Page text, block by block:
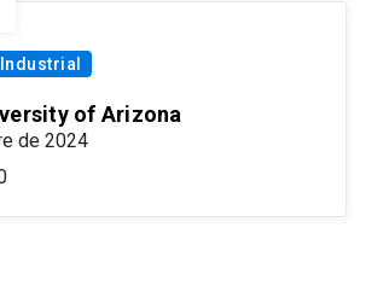
of Arizona
de 2024